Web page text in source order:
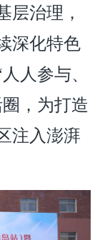
层治理，
深化特色
人参与、
，为打造
注入澎湃